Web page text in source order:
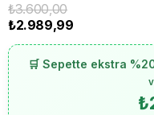
₺3.600,00
₺2.989,99
🛒 Sepette ekstra